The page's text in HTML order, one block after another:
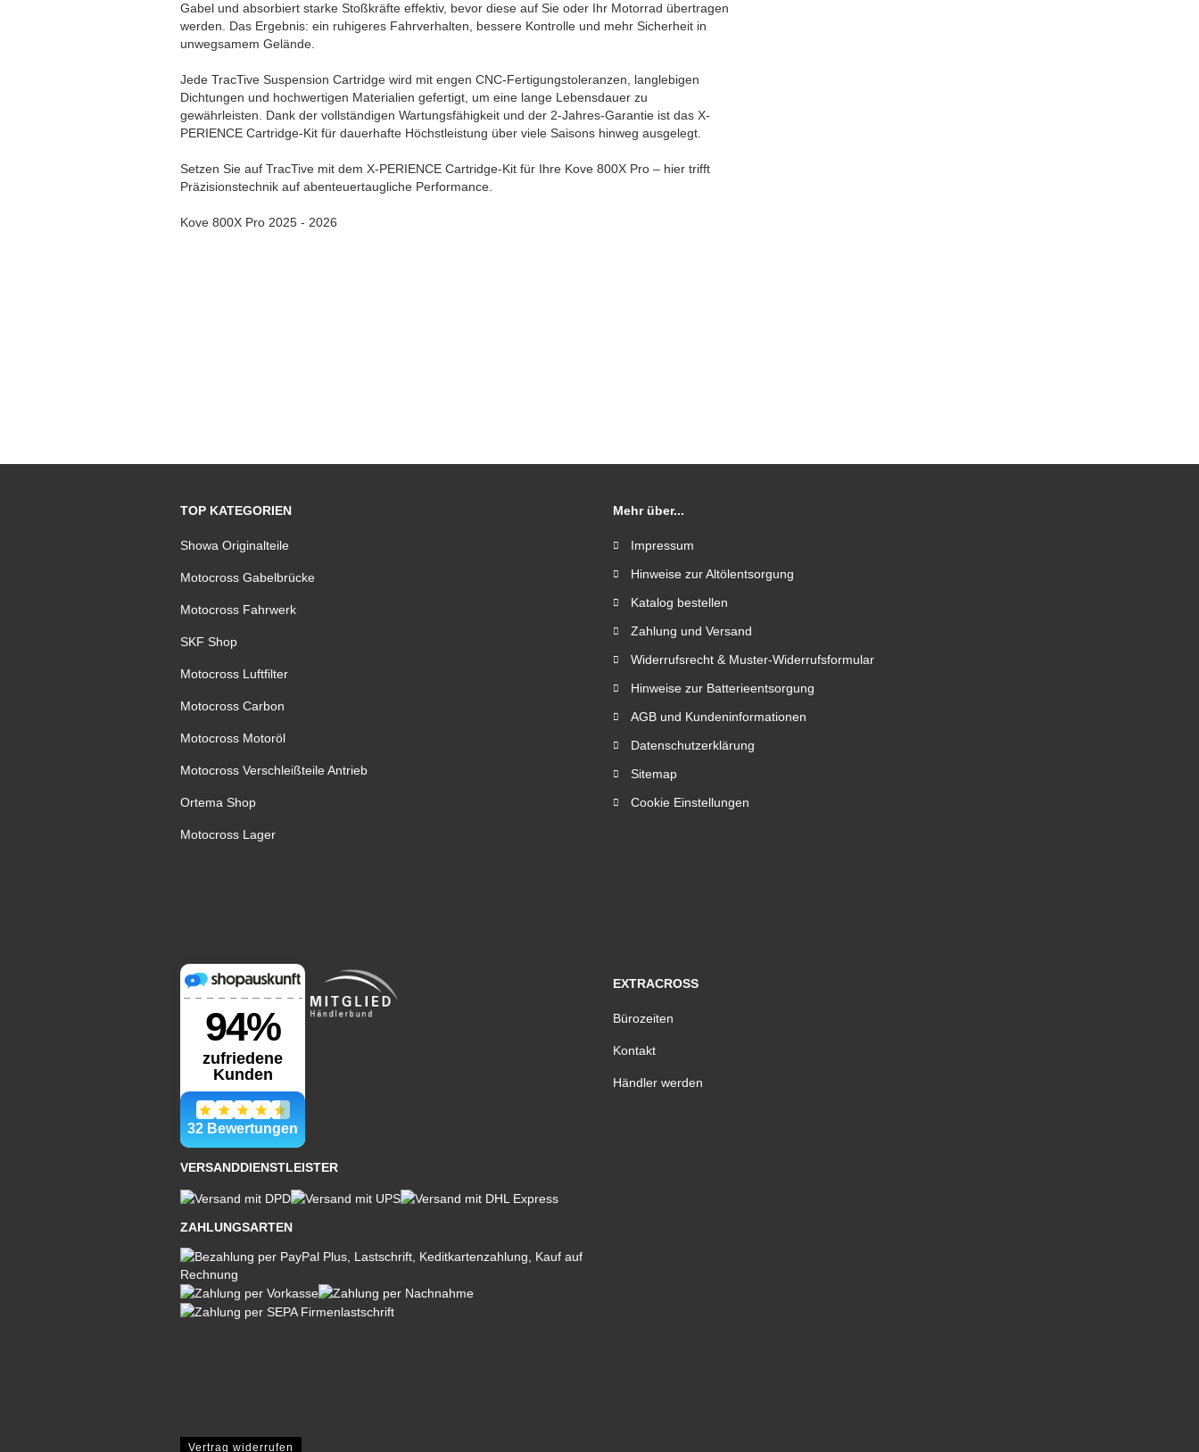
Gabel und absorbiert starke Stoßkräfte effektiv, bevor diese auf Sie oder Ihr Motorrad übertragen
werden. Das Ergebnis: ein ruhigeres Fahrverhalten, bessere Kontrolle und mehr Sicherheit in
unwegsamem Gelände.
Jede TracTive Suspension Cartridge wird mit engen CNC-Fertigungstoleranzen, langlebigen
Dichtungen und hochwertigen Materialien gefertigt, um eine lange Lebensdauer zu
gewährleisten. Dank der vollständigen Wartungsfähigkeit und der 2-Jahres-Garantie ist das X-
PERIENCE Cartridge-Kit für dauerhafte Höchstleistung über viele Saisons hinweg ausgelegt.
Setzen Sie auf TracTive mit dem X-PERIENCE Cartridge-Kit für Ihre Kove 800X Pro – hier trifft
Präzisionstechnik auf abenteuertaugliche Performance.
Kove 800X Pro 2025 - 2026
TOP KATEGORIEN
Showa Originalteile
Motocross Gabelbrücke
Motocross Fahrwerk
SKF Shop
Motocross Luftfilter
Motocross Carbon
Motocross Motoröl
Motocross Verschleißteile Antrieb
Ortema Shop
Motocross Lager
Mehr über...
Impressum
Hinweise zur Altölentsorgung
Katalog bestellen
Zahlung und Versand
Widerrufsrecht & Muster-Widerrufsformular
Hinweise zur Batterieentsorgung
AGB und Kundeninformationen
Datenschutzerklärung
Sitemap
Cookie Einstellungen
VERSANDDIENSTLEISTER
ZAHLUNGSARTEN
EXTRACROSS
Bürozeiten
Kontakt
Händler werden
Vertrag widerrufen